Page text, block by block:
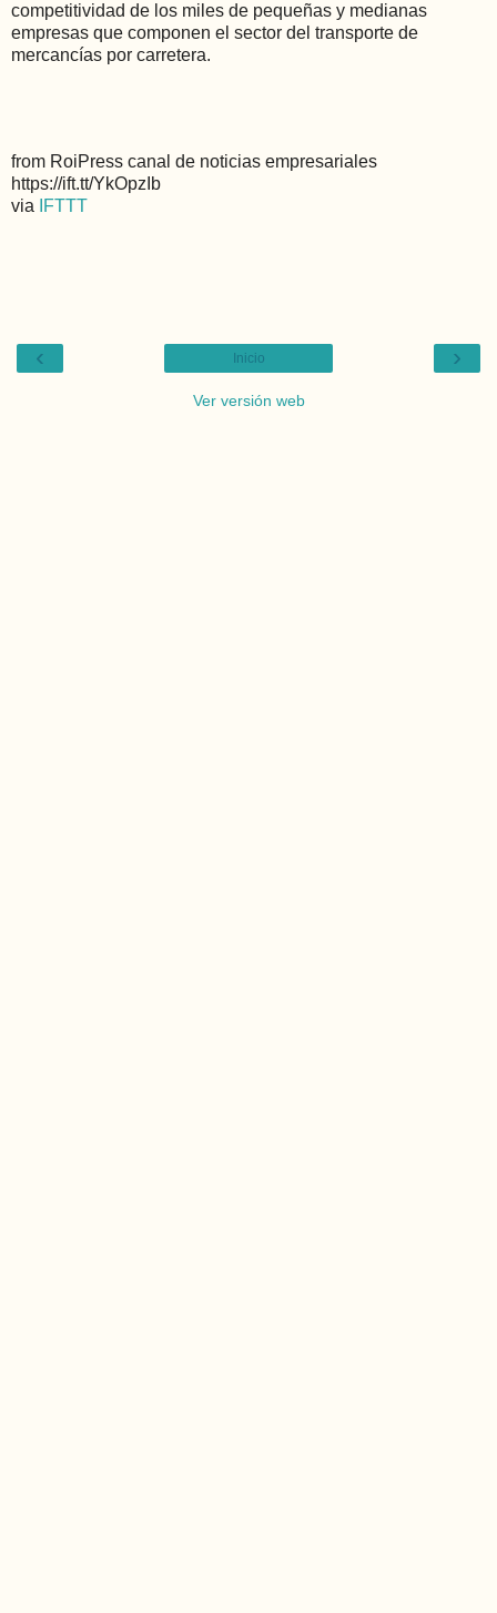
competitividad de los miles de pequeñas y medianas
empresas que componen el sector del transporte de
mercancías por carretera.
from RoiPress canal de noticias empresariales
https://ift.tt/YkOpzIb
via
IFTTT
‹ ›
Inicio
Ver versión web